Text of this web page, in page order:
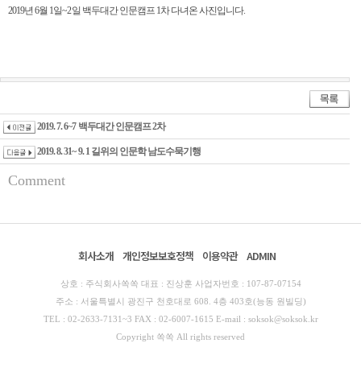
2019년 6월 1일~2일 백두대간 인문캠프 1차 다녀온 사진입니다.
2019. 7. 6~7 백두대간 인문캠프 2차
2019. 8. 31~ 9. 1 길위의 인문학 남도수묵기행
Comment
회사소개 개인정보보호정책 이용약관 ADMIN
상호 : 주식회사쏙쏙 대표 : 진상훈 사업자번호 : 107-87-07154
주소 : 서울특별시 광진구 천호대로 608. 4층 403호(능동 원빌딩)
TEL : 02-2633-7131~3 FAX : 02-6007-1615 E-mail : soksok@soksok.kr
Copyright 쏙쏙 All rights reserved